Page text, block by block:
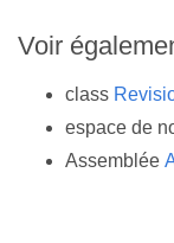
Voir
class
espace de
Assemblée